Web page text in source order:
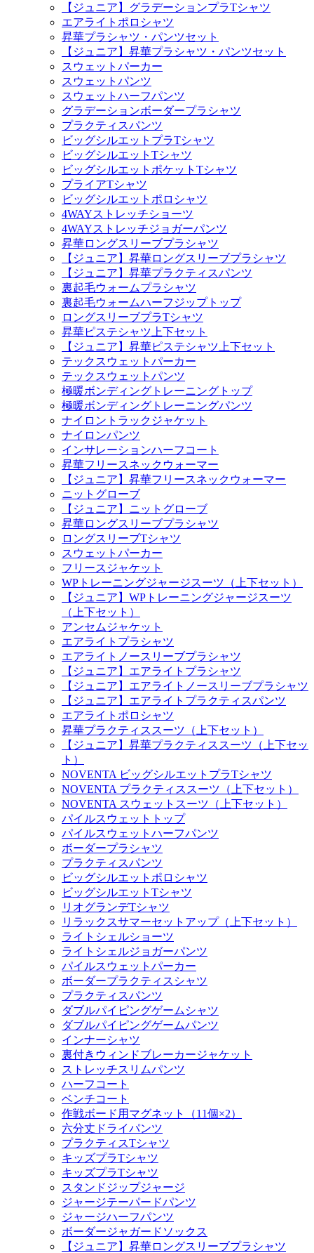
【ジュニア】グラデーションプラTシャツ
エアライトポロシャツ
昇華プラシャツ・パンツセット
【ジュニア】昇華プラシャツ・パンツセット
スウェットパーカー
スウェットパンツ
スウェットハーフパンツ
グラデーションボーダープラシャツ
プラクティスパンツ
ビッグシルエットプラTシャツ
ビッグシルエットTシャツ
ビッグシルエットポケットTシャツ
プライアTシャツ
ビッグシルエットポロシャツ
4WAYストレッチショーツ
4WAYストレッチジョガーパンツ
昇華ロングスリーブプラシャツ
【ジュニア】昇華ロングスリーブプラシャツ
【ジュニア】昇華プラクティスパンツ
裏起毛ウォームプラシャツ
裏起毛ウォームハーフジップトップ
ロングスリーブプラTシャツ
昇華ピステシャツ上下セット
【ジュニア】昇華ピステシャツ上下セット
テックスウェットパーカー
テックスウェットパンツ
極暖ボンディングトレーニングトップ
極暖ボンディングトレーニングパンツ
ナイロントラックジャケット
ナイロンパンツ
インサレーションハーフコート
昇華フリースネックウォーマー
【ジュニア】昇華フリースネックウォーマー
ニットグローブ
【ジュニア】ニットグローブ
昇華ロングスリーブプラシャツ
ロングスリーブTシャツ
スウェットパーカー
フリースジャケット
WPトレーニングジャージスーツ（上下セット）
【ジュニア】WPトレーニングジャージスーツ
（上下セット）
アンセムジャケット
エアライトプラシャツ
エアライトノースリーブプラシャツ
【ジュニア】エアライトプラシャツ
【ジュニア】エアライトノースリーブプラシャツ
【ジュニア】エアライトプラクティスパンツ
エアライトポロシャツ
昇華プラクティススーツ（上下セット）
【ジュニア】昇華プラクティススーツ（上下セッ
ト）
NOVENTA ビッグシルエットプラTシャツ
NOVENTA プラクティススーツ（上下セット）
NOVENTA スウェットスーツ（上下セット）
パイルスウェットトップ
パイルスウェットハーフパンツ
ボーダープラシャツ
プラクティスパンツ
ビッグシルエットポロシャツ
ビッグシルエットTシャツ
リオグランデTシャツ
リラックスサマーセットアップ（上下セット）
ライトシェルショーツ
ライトシェルジョガーパンツ
パイルスウェットパーカー
ボーダープラクティスシャツ
プラクティスパンツ
ダブルパイピングゲームシャツ
ダブルパイピングゲームパンツ
インナーシャツ
裏付きウィンドブレーカージャケット
ストレッチスリムパンツ
ハーフコート
ベンチコート
作戦ボード用マグネット（11個×2）
六分丈ドライパンツ
プラクティスTシャツ
キッズプラTシャツ
キッズプラTシャツ
スタンドジップジャージ
ジャージテーパードパンツ
ジャージハーフパンツ
ボーダージャガードソックス
【ジュニア】昇華ロングスリーブプラシャツ